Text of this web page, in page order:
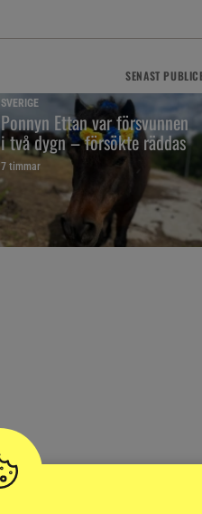
SENAST
SVERIGE
Ponnyn Ettan var försvunnen
i två dygn – försökte räddas
7 timmar